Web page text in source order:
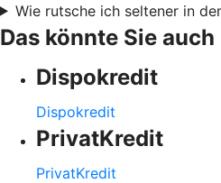
Wie rutsche ich seltener in
Das könnte Sie
Dispokredit
Dispokredit
PrivatKredit
PrivatKredit